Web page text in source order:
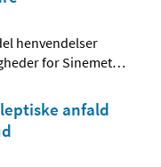
henvendelser
for Sinemet…
anfald